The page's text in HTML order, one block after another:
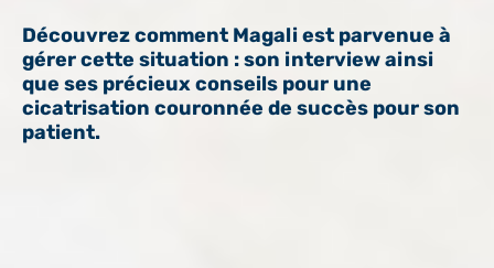
Découvrez comment Magali est parvenue à
gérer cette situation : son interview ainsi
que ses précieux conseils pour une
cicatrisation couronnée de succès pour son
patient.